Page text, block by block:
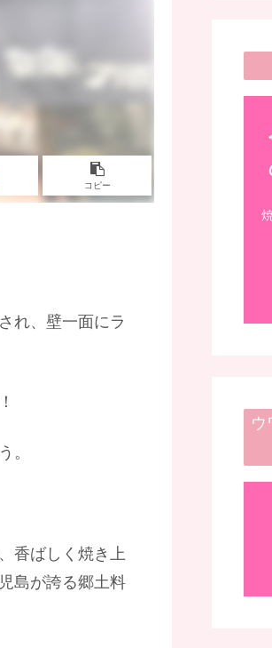
コピー
れ、壁一面にラ
。
香ばしく焼き上
島が誇る郷土料
ウ